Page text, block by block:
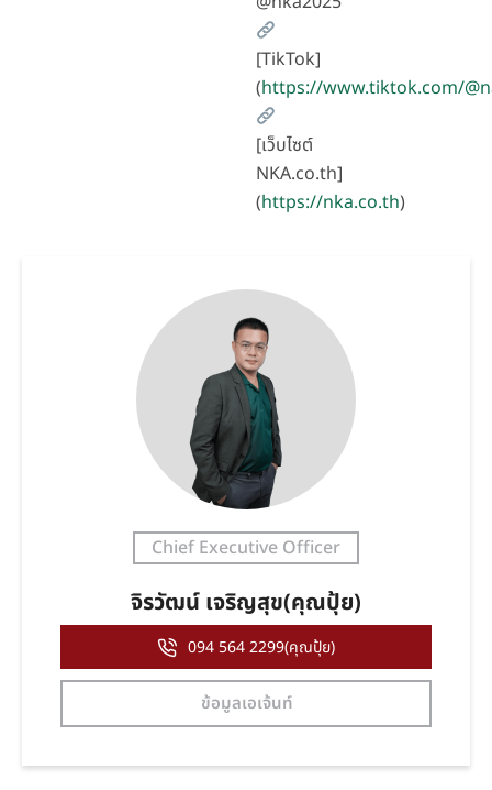
[TikTok]
(https://www.tiktok.com/
[เว็บไซต์
NKA.co.th]
(https://nka.co.th)
Chief Executive Officer
จิรวัฒน์ เจริญสุข(คุณปุ้ย)
094 564 2299(คุณปุ้ย)
ข้อมูลเอเจ้นท์